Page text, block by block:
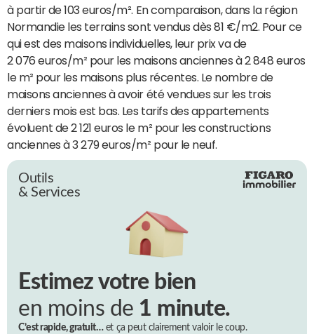
à partir de 103 euros/m². En comparaison, dans la région
Normandie les terrains sont vendus dès 81 €/m2. Pour ce
qui est des maisons individuelles, leur prix va de
2 076 euros/m² pour les maisons anciennes à 2 848 euros
le m² pour les maisons plus récentes. Le nombre de
maisons anciennes à avoir été vendues sur les trois
derniers mois est bas. Les tarifs des appartements
évoluent de 2 121 euros le m² pour les constructions
anciennes à 3 279 euros/m² pour le neuf.
Outils
& Services
Estimez votre bien
en moins de 1 minute.
C’est rapide, gratuit…et ça peut clairement valoir le coup.